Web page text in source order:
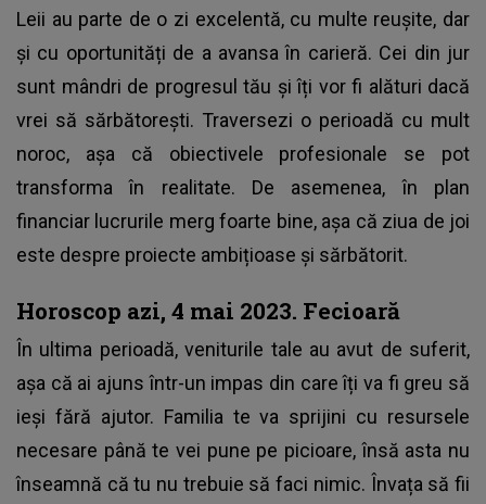
Leii au parte de o zi excelentă, cu multe reușite, dar
și cu oportunități de a avansa în carieră. Cei din jur
sunt mândri de progresul tău și îți vor fi alături dacă
vrei să sărbătorești. Traversezi o perioadă cu mult
noroc, așa că obiectivele profesionale se pot
transforma în realitate. De asemenea, în plan
financiar lucrurile merg foarte bine, așa că ziua de joi
este despre proiecte ambițioase și sărbătorit.
Horoscop azi, 4 mai 2023. Fecioară
În ultima perioadă, veniturile tale au avut de suferit,
așa că ai ajuns într-un impas din care îți va fi greu să
ieși fără ajutor. Familia te va sprijini cu resursele
necesare până te vei pune pe picioare, însă asta nu
înseamnă că tu nu trebuie să faci nimic. Învața să fii